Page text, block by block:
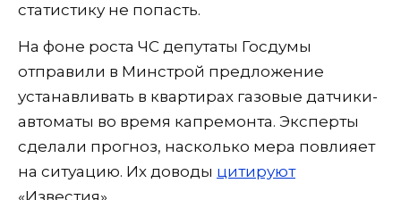
статистику не попасть.
На фоне роста ЧС депутаты Госдумы
отправили в Минстрой предложение
устанавливать в квартирах газовые датчики-
автоматы во время капремонта. Эксперты
сделали прогноз, насколько мера повлияет
на ситуацию. Их доводы цитируют